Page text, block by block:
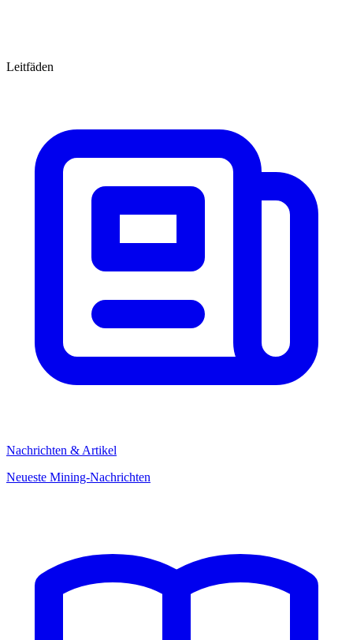
Leitfäden
Nachrichten & Artikel
Neueste Mining-Nachrichten